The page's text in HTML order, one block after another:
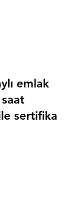
emlak
sertifika